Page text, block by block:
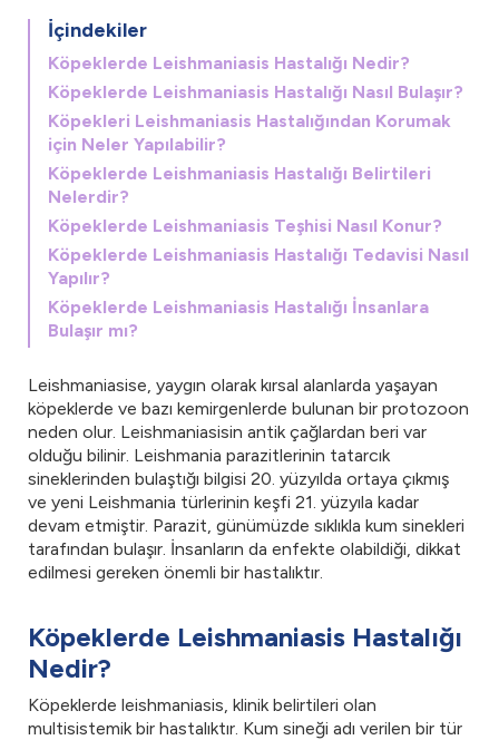
İçindekiler
Köpeklerde Leishmaniasis Hastalığı Nedir?
Köpeklerde Leishmaniasis Hastalığı Nasıl Bulaşır?
Köpekleri Leishmaniasis Hastalığından Korumak
için Neler Yapılabilir?
Köpeklerde Leishmaniasis Hastalığı Belirtileri
Nelerdir?
Köpeklerde Leishmaniasis Teşhisi Nasıl Konur?
Köpeklerde Leishmaniasis Hastalığı Tedavisi Nasıl
Yapılır?
Köpeklerde Leishmaniasis Hastalığı İnsanlara
Bulaşır mı?
Leishmaniasise, yaygın olarak kırsal alanlarda yaşayan
köpeklerde ve bazı kemirgenlerde bulunan bir protozoon
neden olur. Leishmaniasisin antik çağlardan beri var
olduğu bilinir. Leishmania parazitlerinin tatarcık
sineklerinden bulaştığı bilgisi 20. yüzyılda ortaya çıkmış
ve yeni Leishmania türlerinin keşfi 21. yüzyıla kadar
devam etmiştir. Parazit, günümüzde sıklıkla kum sinekleri
tarafından bulaşır. İnsanların da enfekte olabildiği, dikkat
edilmesi gereken önemli bir hastalıktır.
Köpeklerde Leishmaniasis Hastalığı
Nedir?
Köpeklerde leishmaniasis, klinik belirtileri olan
multisistemik bir hastalıktır. Kum sineği adı verilen bir tür